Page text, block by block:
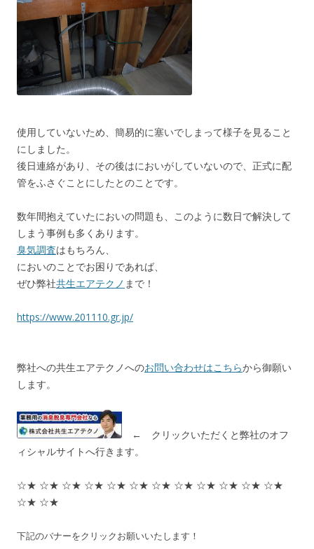
使用していないため、簡易的に塞いでしまって様子を見ること
にしました。
後日連絡があり、その後はにおいがしていないので、正式に配
管をふさぐことにしたとのことです。
数年間抱えていたにおいの問題も、このように数日で解決して
しまう事例も多くあります。
臭気調査はもちろん、
においのことでお困りであれば、
ぜひ弊社共生エアテクノ まで！
https://www.201110.gr.jp/
弊社への共生エアテクノへのお問い合わせはこちらから御願い
します。
← クリックいただくと弊社のオフ
ィシャルサイトへ行きます。
☆★ ☆★ ☆★ ☆★ ☆★ ☆★ ☆★ ☆★ ☆★ ☆★ ☆★ ☆★
☆★ ☆★
下記のバナーをクリックお願いいたします！